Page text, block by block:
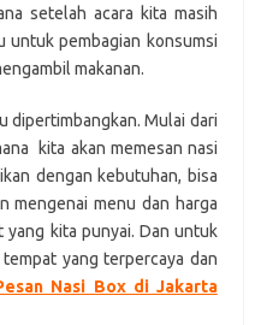
setelah acara kita masih
untuk pembagian konsumsi
makanan.
dipertimbangkan. Mulai dari
kita akan memesan nasi
dengan kebutuhan, bisa
mengenai menu dan harga
yang kita punyai. Dan untuk
yang terpercaya dan
Nasi Box di Jakarta